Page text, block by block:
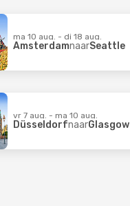
ma 10 aug. - di 18 aug.
AmsterdamnaarSeattle
vr 7 aug. - ma 10 aug.
DüsseldorfnaarGlasgow